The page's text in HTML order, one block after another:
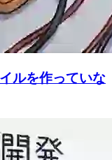
ルを作っていな